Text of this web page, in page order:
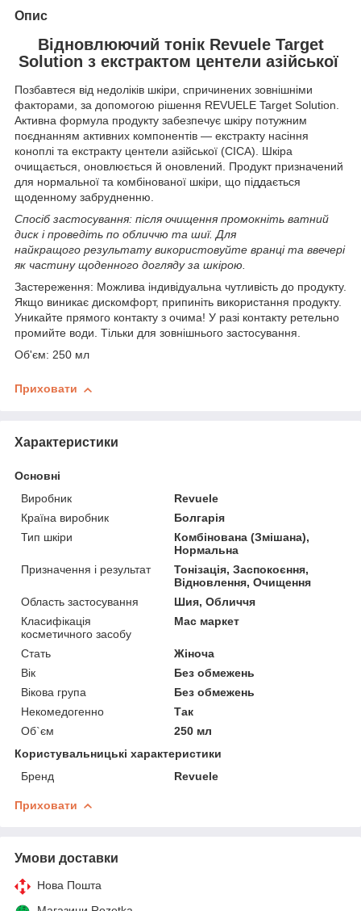
Опис
Відновлюючий тонік Revuele Target
Solution з екстрактом центели азійської
Позбавтеся від недоліків шкіри, спричинених зовнішніми
факторами, за допомогою рішення REVUELE Target Solution.
Активна формула продукту забезпечує шкіру потужним
поєднанням активних компонентів — екстракту насіння
коноплі та екстракту центели азійської (CICA). Шкіра
очищається, оновлюється й оновлений. Продукт призначений
для нормальної та комбінованої шкіри, що піддається
щоденному забрудненню.
Спосіб застосування: після очищення промокніть ватний
диск і проведіть по обличчю та шиї. Для
найкращого результату використовуйте вранці та ввечері
як частину щоденного догляду за шкірою.
Застереження: Можлива індивідуальна чутливість до продукту.
Якщо виникає дискомфорт, припиніть використання продукту.
Уникайте прямого контакту з очима! У разі контакту ретельно
промийте води. Тільки для зовнішнього застосування.
Об'єм: 250 мл
Приховати
Характеристики
Основні
Виробник
Revuele
Країна виробник
Болгарія
Тип шкіри
Комбінована (Змішана),
Нормальна
Призначення і результат
Тонізація, Заспокоєння,
Відновлення, Очищення
Область застосування
Шия, Обличчя
Класифікація
косметичного засобу
Мас маркет
Стать
Жіноча
Вік
Без обмежень
Вікова група
Без обмежень
Некомедогенно
Так
Об`єм
250 мл
Користувальницькі характеристики
Бренд
Revuele
Приховати
Умови доставки
Нова Пошта